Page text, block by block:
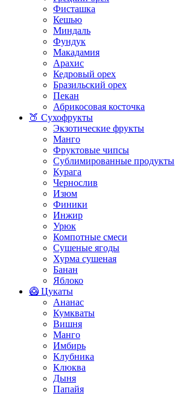
Фисташка
Кешью
Миндаль
Фундук
Макадамия
Арахис
Кедровый орех
Бразильский орех
Пекан
Абрикосовая косточка
🍑 Сухофрукты
Экзотические фрукты
Манго
Фруктовые чипсы
Сублимированные продукты
Курага
Чернослив
Изюм
Финики
Инжир
Урюк
Компотные смеси
Сушеные ягоды
Хурма сушеная
Банан
Яблоко
🥝 Цукаты
Ананас
Кумкваты
Вишня
Манго
Имбирь
Клубника
Клюква
Дыня
Папайя